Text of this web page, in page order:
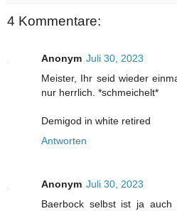
4 Kommentare:
Anonym Juli 30, 2023
Meister, Ihr seid wieder
nur herrlich. *schmeichelt*
Demigod in white retired
Antworten
Anonym Juli 30, 2023
Baerbock selbst ist ja auch